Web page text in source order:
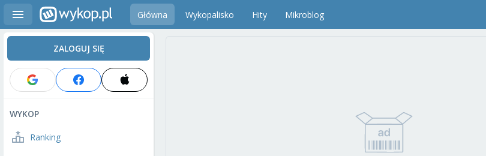
Główna Wykopalisko Hity Mikroblog
ZALOGUJ SIĘ
WYKOP
Ranking